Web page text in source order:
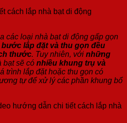
các loại nhà bạt di động gấp gọn
bước lắp đặt và thu gọn đều
thước. Tuy nhiên, với những
bạt sẽ có nhiều khung trụ và
trình lắp đặt hoặc thu gọn có
tự để xử lý các phần khung bổ
hướng dẫn chi tiết cách lắp nhà